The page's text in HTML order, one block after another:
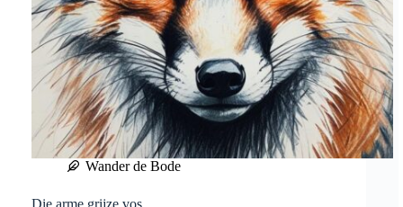
Wander de Bode